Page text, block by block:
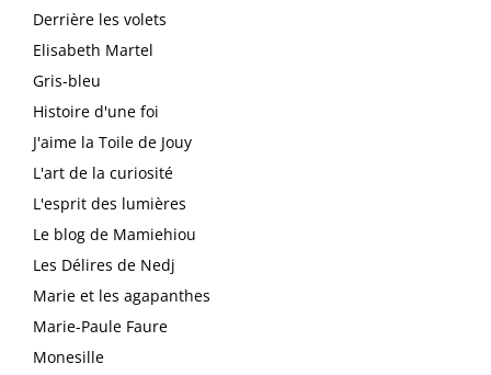
Derrière les volets
Elisabeth Martel
Gris-bleu
Histoire d'une foi
J'aime la Toile de Jouy
L'art de la curiosité
L'esprit des lumières
Le blog de Mamiehiou
Les Délires de Nedj
Marie et les agapanthes
Marie-Paule Faure
Monesille